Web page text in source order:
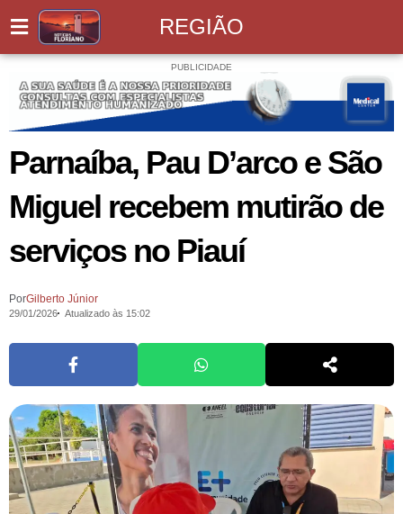
REGIÃO
PUBLICIDADE
Parnaíba, Pau D’arco e São
Miguel recebem mutirão de
serviços no Piauí
PorGilberto Júnior
29/01/2026 Atualizado às 15:02